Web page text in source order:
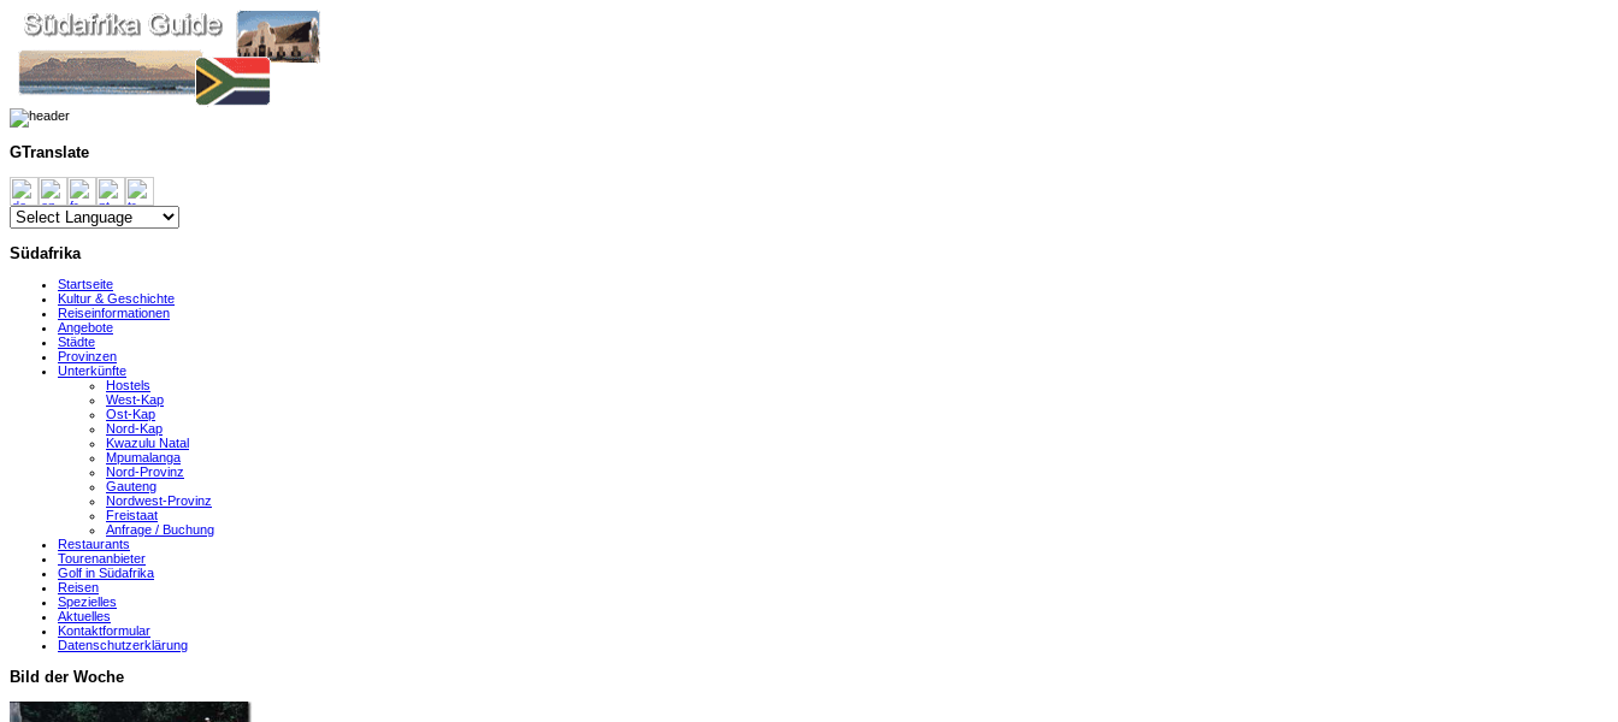
GTranslate
Südafrika
Startseite
Kultur & Geschichte
Reiseinformationen
Angebote
Städte
Provinzen
Unterkünfte
Hostels
West-Kap
Ost-Kap
Nord-Kap
Kwazulu Natal
Mpumalanga
Nord-Provinz
Gauteng
Nordwest-Provinz
Freistaat
Anfrage / Buchung
Restaurants
Tourenanbieter
Golf in Südafrika
Reisen
Spezielles
Aktuelles
Kontaktformular
Datenschutzerklärung
Bild der Woche